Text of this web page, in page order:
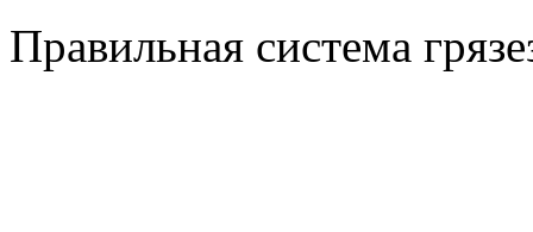
Правильная система